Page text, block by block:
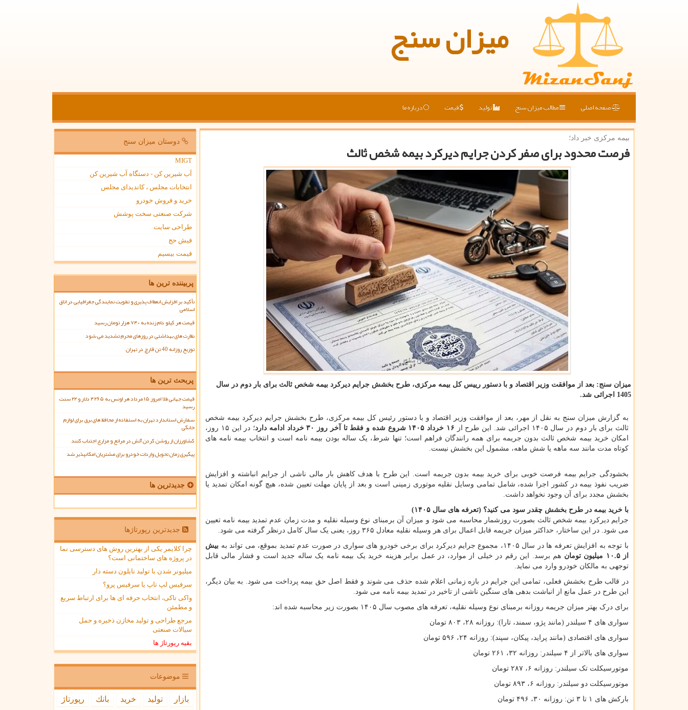
میزان سنج
صفحه اصلی مطالب میزان سنج تولید قیمت درباره ما
بیمه مركزی خبر داد؛
فرصت محدود برای صفر کردن جرایم دیرکرد بیمه شخص ثالث
میزان سنج: بعد از موافقت وزیر اقتصاد و با دستور رییس کل بیمه مرکزی، طرح بخشش جرایم دیرکرد بیمه شخص ثالث برای بار دوم در سال
1405 اجرائی شد.
به گزارش میزان سنج به نقل از مهر، بعد از موافقت وزیر اقتصاد و با دستور رئیس کل بیمه مرکزی، طرح بخشش جرایم دیرکرد بیمه شخص
ثالث برای بار دوم در سال ۱۴۰۵ اجرائی شد. این طرح از
۱۶ خرداد ۱۴۰۵ شروع شده و فقط تا آخر روز ۳۰ خرداد ادامه دارد
؛ در این ۱۵ روز،
امکان خرید بیمه شخص ثالث بدون جریمه برای همه رانندگان فراهم است؛ تنها شرط، یک ساله بودن بیمه نامه است و انتخاب بیمه نامه های
کوتاه مدت مانند سه ماهه یا شش ماهه، مشمول این بخشش نیست.
بخشودگی جرایم بیمه فرصت خوبی برای خرید بیمه بدون جریمه است. این طرح با هدف کاهش بار مالی ناشی از جرایم انباشته و افزایش
ضریب نفوذ بیمه در کشور اجرا شده، شامل تمامی وسایل نقلیه موتوری زمینی است و بعد از پایان مهلت تعیین شده، هیچ گونه امکان تمدید یا
بخشش مجدد برای آن وجود نخواهد داشت.
با خرید بیمه در طرح بخشش چقدر سود می کنید؟ (تعرفه های سال ۱۴۰۵)
جرایم دیرکرد بیمه شخص ثالث بصورت روزشمار محاسبه می شود و میزان آن برمبنای نوع وسیله نقلیه و مدت زمان عدم تمدید بیمه نامه تعیین
می شود. در این ساختار، حداکثر میزان جریمه قابل اعمال برای هر وسیله نقلیه معادل ۳۶۵ روز، یعنی یک سال کامل درنظر گرفته می شود.
با توجه به افزایش تعرفه ها در سال ۱۴۰۵، مجموع جرایم دیرکرد برای برخی خودرو های سواری در صورت عدم تمدید بموقع، می تواند به
بیش
از ۱۰.۵ میلیون تومان
هم برسد. این رقم در خیلی از موارد، در عمل برابر هزینه خرید یک بیمه نامه یک ساله جدید است و فشار مالی قابل
توجهی به مالکان خودرو وارد می نماید.
در قالب طرح بخشش فعلی، تمامی این جرایم در بازه زمانی اعلام شده حذف می شوند و فقط اصل حق بیمه پرداخت می شود. به بیان دیگر،
این طرح در عمل مانع از انباشت بدهی های سنگین ناشی از تاخیر در تمدید بیمه نامه می شود.
برای درک بهتر میزان جریمه روزانه برمبنای نوع وسیله نقلیه، تعرفه های مصوب سال ۱۴۰۵ بصورت زیر محاسبه شده اند:
سواری های ۴ سیلندر (مانند پژو، سمند، تارا): روزانه ۲۸، ۸۰۳ تومان
سواری های اقتصادی (مانند پراید، پیکان، سپند): روزانه ۲۴، ۵۹۶ تومان
سواری های بالاتر از ۴ سیلندر: روزانه ۳۲، ۲۶۱ تومان
موتورسیکلت تک سیلندر: روزانه ۶، ۲۸۷ تومان
موتورسیکلت دو سیلندر: روزانه ۶، ۸۹۳ تومان
بارکش های ۱ تا ۳ تن: روزانه ۳۰، ۴۹۶ تومان
دوستان میزان سنج
MIGT
آب شیرین کن - دستگاه آب شیرین کن
انتخابات مجلس ، کاندیدای مجلس
خرید و فروش خودرو
شرکت صنعتی سخت پوشش
طراحی سایت
فیش حج
قیمت بیسیم
پربیننده ترین ها
تأکید بر افزایش انعطاف پذیری و تقویت نمایندگی جغرافیایی در اتاق
اسلامی
قیمت هر کیلو دام زنده به ۷۴۰ هزار تومان رسید
نظارت های بهداشتی در روزهای محرم تشدید می شود
توزیع روزانه 40 تن قارچ در تهران
پربحث ترین ها
قیمت جهانی طلا امروز ۱۵ مرداد هر اونس به ۴۲۶۵ دلار و ۲۲ سنت
رسید
سفارش استاندارد تهران به استفاده از محافظ های برق برای لوازم
خانگی
کشاورزان از روشن کردن آتش در مراتع و مزارع اجتناب کنند
پیگیری زمان تحویل واردات خودرو برای مشتریان امکانپذیر شد
جدیدترین ها
جدیدترین رپورتاژها
چرا کلایمر یکی از بهترین روش های دسترسی نما
در پروژه های ساختمانی است؟
میلیونر شدن با تولید نایلون دسته دار
سرفیس لپ تاپ یا سرفیس پرو؟
واکی تاکی، انتخاب حرفه ای ها برای ارتباط سریع
و مطمئن
مرجع طراحی و تولید مخازن ذخیره و حمل
سیالات صنعتی
بقیه رپورتاژ ها
موضوعات
بازار تولید خرید بانك
رپورتاژ